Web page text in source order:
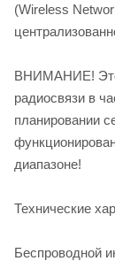
(Wireless
ВНИМАНИЕ! Это
радиосвязи в
планировании
диапазоне!
Технические
Беспроводной